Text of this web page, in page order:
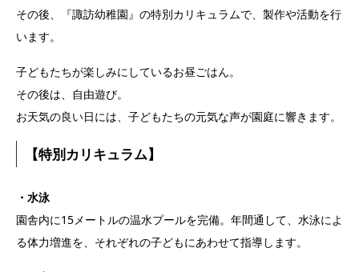
その後、『諏訪幼稚園』の特別カリキュラムで、製作や活動を行
います。
子どもたちが楽しみにしているお昼ごはん。
その後は、自由遊び。
お天気の良い日には、子どもたちの元気な声が園庭に響きます。
【特別カリキュラム】
・水泳
園舎内に15メートルの温水プールを完備。年間通して、水泳によ
る体力増進を、それぞれの子どもにあわせて指導します。